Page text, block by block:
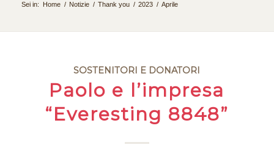
Sei in: Home / Notizie / Thank you / 2023 / Aprile
SOSTENITORI E DONATORI
Paolo e l’impresa
“Everesting 8848”